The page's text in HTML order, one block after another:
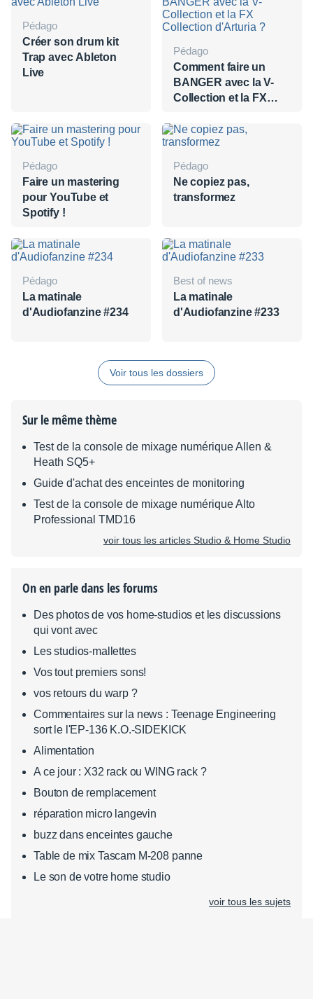
Pédago
Créer son drum kit
Trap avec Ableton
Live
Pédago
Comment faire un
BANGER avec la V-
Collection et la FX
Pédago
Faire un mastering
pour YouTube et
Spotify !
Pédago
Ne copiez pas,
transformez
Pédago
La matinale
d'Audiofanzine #234
Best of news
La matinale
d'Audiofanzine #233
Voir tous les dossiers
Sur le même thème
Test de la console de mixage numérique Allen &
Heath SQ5+
Guide d'achat des enceintes de monitoring
Test de la console de mixage numérique Alto
Professional TMD16
voir tous les articles Studio & Home Studio
On en parle dans les forums
Des photos de vos home-studios et les discussions
qui vont avec
Les studios-mallettes
Vos tout premiers sons!
vos retours du warp ?
Commentaires sur la news : Teenage Engineering
sort le l'EP-136 K.O.-SIDEKICK
Alimentation
A ce jour : X32 rack ou WING rack ?
Bouton de remplacement
réparation micro langevin
buzz dans enceintes gauche
Table de mix Tascam M-208 panne
Le son de votre home studio
voir tous les sujets